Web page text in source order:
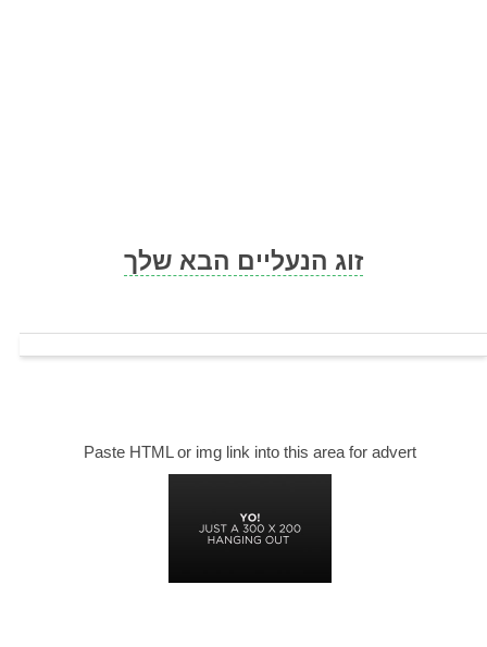
זוג הנעליים הבא שלך
Paste HTML or img link into this area for advert